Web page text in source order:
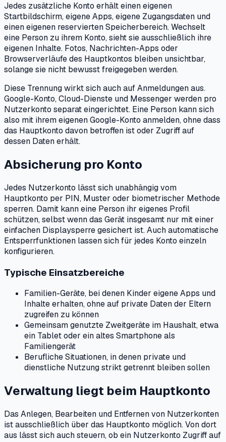
Jedes zusätzliche Konto erhält einen eigenen
Startbildschirm, eigene Apps, eigene Zugangsdaten und
einen eigenen reservierten Speicherbereich. Wechselt
eine Person zu ihrem Konto, sieht sie ausschließlich ihre
eigenen Inhalte. Fotos, Nachrichten-Apps oder
Browserverläufe des Hauptkontos bleiben unsichtbar,
solange sie nicht bewusst freigegeben werden.
Diese Trennung wirkt sich auch auf Anmeldungen aus.
Google-Konto, Cloud-Dienste und Messenger werden pro
Nutzerkonto separat eingerichtet. Eine Person kann sich
also mit ihrem eigenen Google-Konto anmelden, ohne dass
das Hauptkonto davon betroffen ist oder Zugriff auf
dessen Daten erhält.
Absicherung pro Konto
Jedes Nutzerkonto lässt sich unabhängig vom
Hauptkonto per PIN, Muster oder biometrischer Methode
sperren. Damit kann eine Person ihr eigenes Profil
schützen, selbst wenn das Gerät insgesamt nur mit einer
einfachen Displaysperre gesichert ist. Auch automatische
Entsperrfunktionen lassen sich für jedes Konto einzeln
konfigurieren.
Typische Einsatzbereiche
Familien-Geräte, bei denen Kinder eigene Apps und
Inhalte erhalten, ohne auf private Daten der Eltern
zugreifen zu können
Gemeinsam genutzte Zweitgeräte im Haushalt, etwa
ein Tablet oder ein altes Smartphone als
Familiengerät
Berufliche Situationen, in denen private und
dienstliche Nutzung strikt getrennt bleiben sollen
Verwaltung liegt beim Hauptkonto
Das Anlegen, Bearbeiten und Entfernen von Nutzerkonten
ist ausschließlich über das Hauptkonto möglich. Von dort
aus lässt sich auch steuern, ob ein Nutzerkonto Zugriff auf